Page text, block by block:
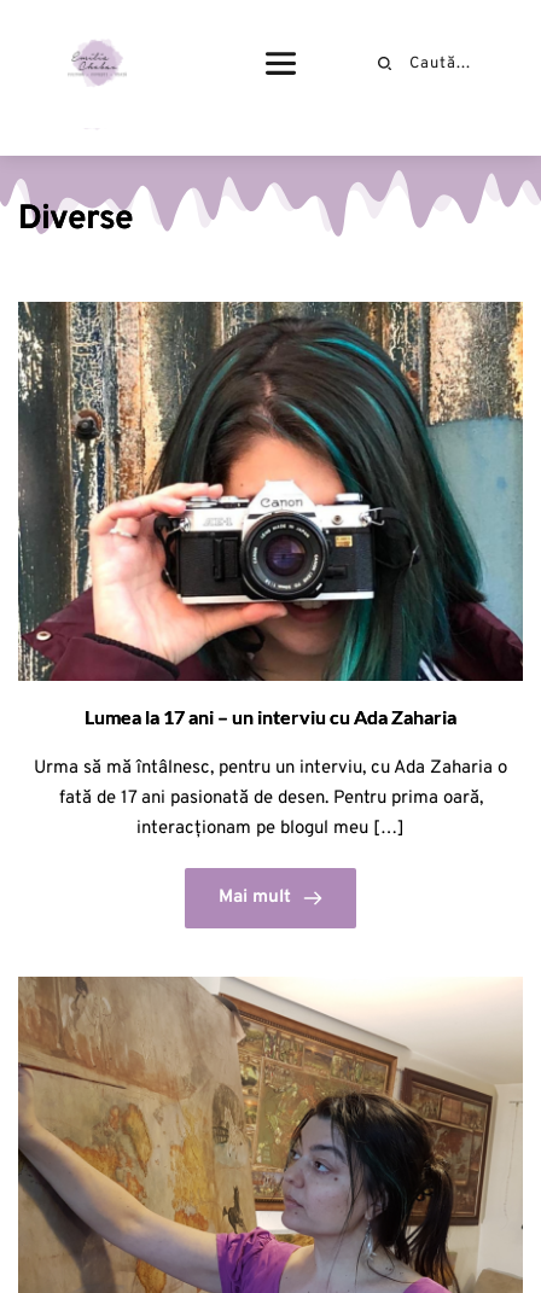
Diverse
Lumea la 17 ani – un interviu cu Ada Zaharia
Urma să mă întâlnesc, pentru un interviu, cu Ada Zaharia o
fată de 17 ani pasionată de desen. Pentru prima oară,
interacționam pe blogul meu […]
Mai mult